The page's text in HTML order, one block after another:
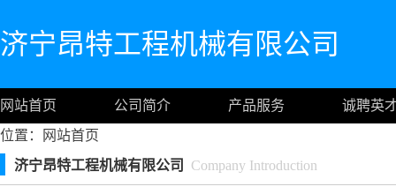
济宁昂特工程机械有限公司
网站首页 公司简介 产品服务
诚聘英
位置：
网站首页
济宁昂特工程机械有限公司
Company Introduction